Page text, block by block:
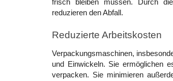
frisch bleiben müssen. Durch
reduzieren den Abfall.
Reduzierte Arbeitskosten
Verpackungsmaschinen,
und Einwickeln. Sie ermöglichen
verpacken. Sie minimieren